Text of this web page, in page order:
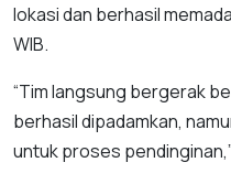
lokasi dan berhasil
WIB.
“Tim langsung bergerak
berhasil dipadamkan,
untuk proses